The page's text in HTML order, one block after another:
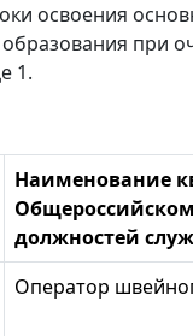
освоения
при
1.
Наименование
должностей
Оператор